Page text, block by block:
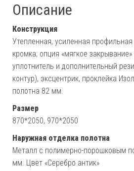
Описание
Конструкция
Утепленная, усиленная профильная
кромка; опция «мягкое
уплотнитель и дополнительный
контур), эксцентрик, проклейка
полотна 82 мм.
Размер
870*2050, 970*2050
Наружная отделка полотна
Металл с полимерно-порошковым
мм. Цвет «Серебро антик»